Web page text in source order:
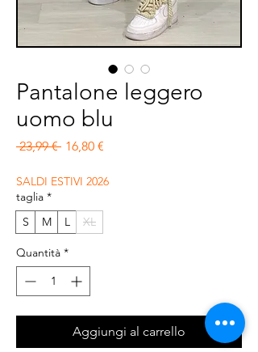
Pantalone leggero
uomo blu
23,99 € Prezzo regolare
16,80 €
SALDI ESTIVI 2026
taglia *
S
M L XL
Quantità *
Aggiungi al carrello